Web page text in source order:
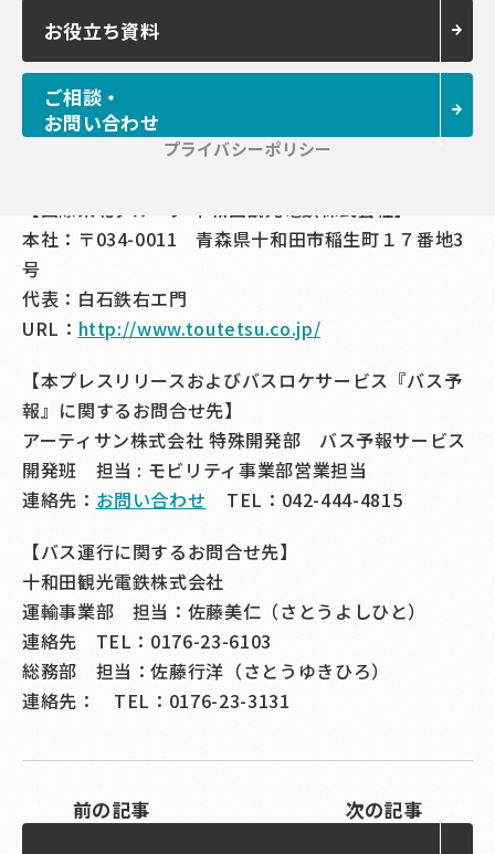
お役立ち資料
ご相談・
お問い合わせ
プライバシーポリシー
【アーティサン株式会社】
本社：〒182-0024 東京都調布市布田4丁目5番地1 藍
澤調布ビル6F
代表：小山 才喜
アーティサン株式会社
【国際東北グループ 十和田観光電鉄株式会社】
本社：〒034-0011 青森県十和田市稲生町１７番地3
号
代表：白石鉄右エ門
URL： http://www.toutetsu.co.jp/
【本プレスリリースおよびバスロケサービス『バス予
報』に関するお問合せ先】
アーティサン株式会社 特殊開発部 バス予報サービス
開発班 担当 : モビリティ事業部営業担当
連絡先： お問い合わせ TEL：042-444-4815
【バス運行に関するお問合せ先】
十和田観光電鉄株式会社
運輸事業部 担当：佐藤美仁（さとうよしひと）
連絡先 TEL：0176-23-6103
総務部 担当：佐藤行洋（さとうゆきひろ）
連絡先： TEL：0176-23-3131
前の記事
次の記事